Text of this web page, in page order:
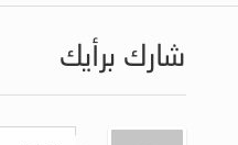
شارك برأيك